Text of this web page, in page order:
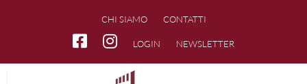
CHI SIAMO CONTATTI
LOGIN NEWSLETTER